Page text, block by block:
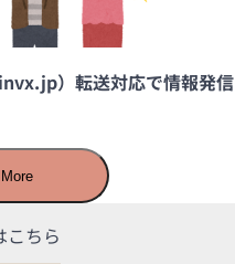
）転送対応で情報発信
こちら